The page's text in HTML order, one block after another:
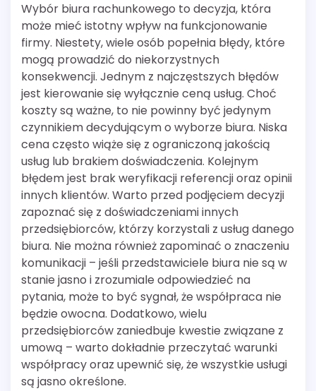
Wybór biura rachunkowego to decyzja, która
może mieć istotny wpływ na funkcjonowanie
firmy. Niestety, wiele osób popełnia błędy, które
mogą prowadzić do niekorzystnych
konsekwencji. Jednym z najczęstszych błędów
jest kierowanie się wyłącznie ceną usług. Choć
koszty są ważne, to nie powinny być jedynym
czynnikiem decydującym o wyborze biura. Niska
cena często wiąże się z ograniczoną jakością
usług lub brakiem doświadczenia. Kolejnym
błędem jest brak weryfikacji referencji oraz opinii
innych klientów. Warto przed podjęciem decyzji
zapoznać się z doświadczeniami innych
przedsiębiorców, którzy korzystali z usług danego
biura. Nie można również zapominać o znaczeniu
komunikacji – jeśli przedstawiciele biura nie są w
stanie jasno i zrozumiale odpowiedzieć na
pytania, może to być sygnał, że współpraca nie
będzie owocna. Dodatkowo, wielu
przedsiębiorców zaniedbuje kwestie związane z
umową – warto dokładnie przeczytać warunki
współpracy oraz upewnić się, że wszystkie usługi
są jasno określone.